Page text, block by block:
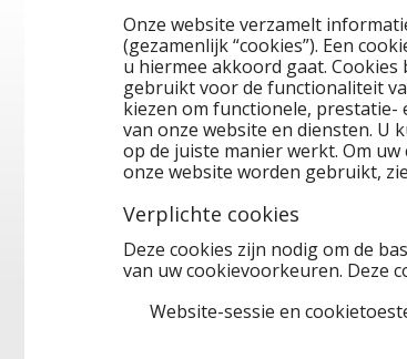
Onze website verzamelt
(gezamenlijk “cookies”). Een
u hiermee akkoord gaat.
gebruikt voor de functionaliteit
kiezen om functionele,
van onze website en diensten. U
op de juiste manier werkt. Om
onze website worden gebruikt,
Verplichte cookies
Deze cookies zijn nodig om de
van uw cookievoorkeuren. Deze
Website-sessie en